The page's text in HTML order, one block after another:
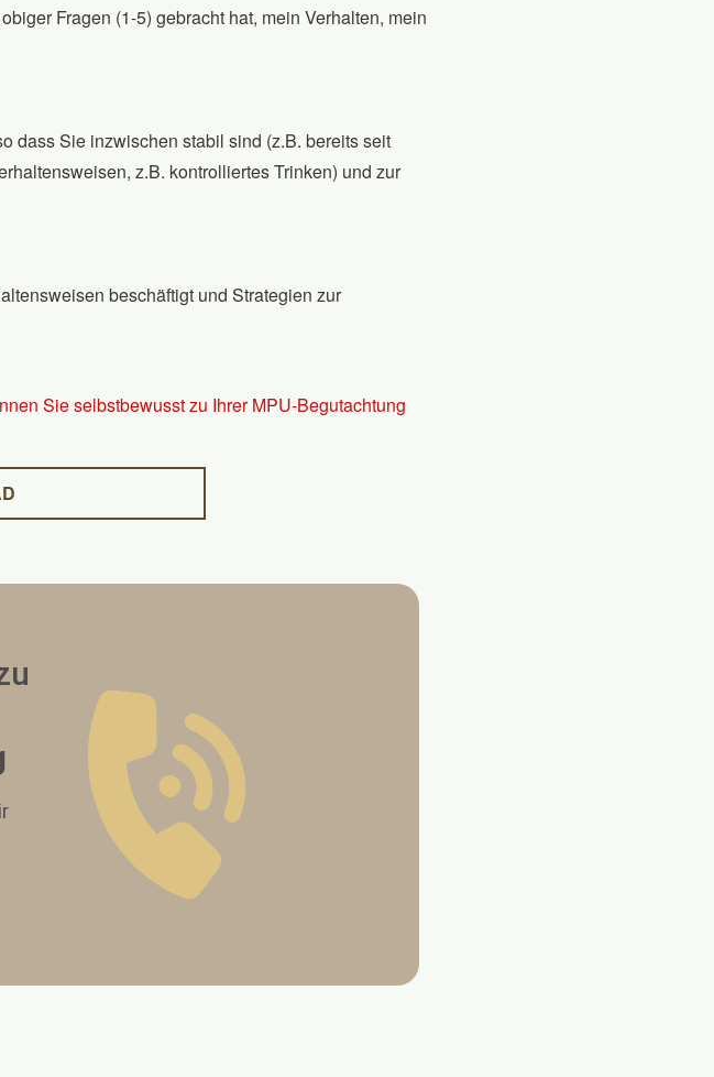
Fragen (1-5) gebracht hat, mein Verhalten, mein
dass Sie inzwischen stabil sind (z.B. bereits seit
z.B. kontrolliertes Trinken) und zur
beschäftigt und Strategien zur
Sie selbstbewusst zu Ihrer MPU-Begutachtung